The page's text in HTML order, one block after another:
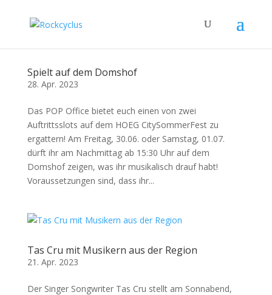
Spielt auf dem Domshof
28. Apr. 2023
Das POP Office bietet euch einen von zwei
Auftrittsslots auf dem HOEG CitySommerFest zu
ergattern! Am Freitag, 30.06. oder Samstag, 01.07.
dürft ihr am Nachmittag ab 15:30 Uhr auf dem
Domshof zeigen, was ihr musikalisch drauf habt!
Voraussetzungen sind, dass ihr...
Tas Cru mit Musikern aus der Region
21. Apr. 2023
Der Singer Songwriter Tas Cru stellt am Sonnabend,